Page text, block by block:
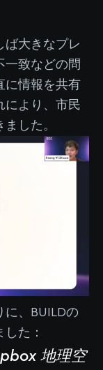
ば大きなプレ
一致などの問
に情報を共有
により、市民
した。
に、BUILDの
た：
地理空